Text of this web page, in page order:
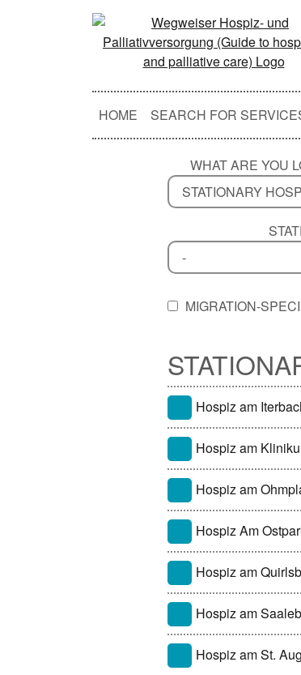
HOME SEARCH FOR
WHAT ARE YOU
MIGRATION-
Hospiz am
Hospiz am
Hospiz am
Hospiz Am
Hospiz am
Hospiz am
Hospiz am St.